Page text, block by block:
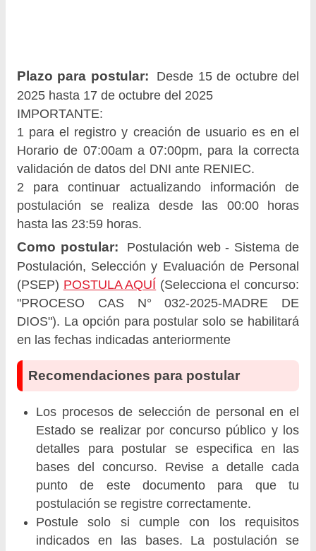
Plazo para postular:
Desde 15 de octubre del
2025 hasta 17 de octubre del 2025
IMPORTANTE:
1 para el registro y creación de usuario es en el
Horario de 07:00am a 07:00pm, para la correcta
validación de datos del DNI ante RENIEC.
2 para continuar actualizando información de
postulación se realiza desde las 00:00 horas
hasta las 23:59 horas.
Como postular:
Postulación web - Sistema de
Postulación, Selección y Evaluación de Personal
(PSEP) POSTULA AQUÍ (Selecciona el concurso:
"PROCESO CAS N° 032-2025-MADRE DE
DIOS"). La opción para postular solo se habilitará
en las fechas indicadas anteriormente
Recomendaciones para postular
Los procesos de selección de personal en el
Estado se realizar por concurso público y los
detalles para postular se especifica en las
bases del concurso. Revise a detalle cada
punto de este documento para que tu
postulación se registre correctamente.
Postule solo si cumple con los requisitos
indicados en las bases. La postulación se